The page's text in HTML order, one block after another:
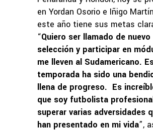
en Yordan Osorio e Iñigo
este año tiene sus metas
“Quiero ser llamado de nuevo
selección y participar en
me lleven al Sudamericano.
temporada ha sido una
llena de progreso. Es
que soy futbolista
superar varias adversidades
han presentado en mi vida”,